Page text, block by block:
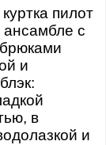
пилот
ансамбле с
и
в
и